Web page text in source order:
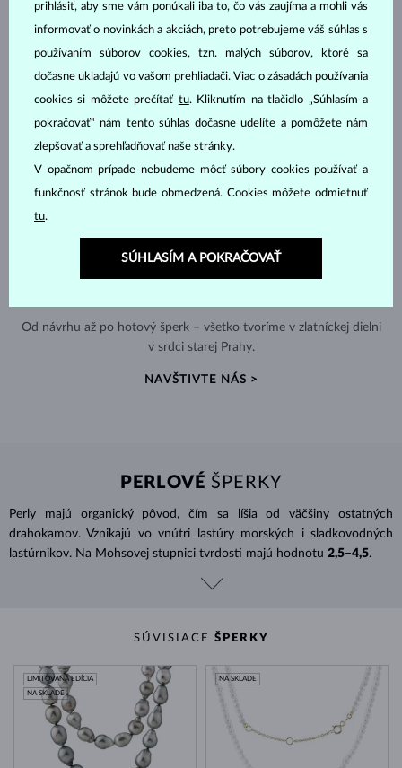
Od návrhu až po hotový šperk – všetko tvoríme v zlatníckej dielni
v srdci starej Prahy.
NAVŠTIVTE NÁS >
PERLOVÉ ŠPERKY
Perly
majú organický pôvod, čím sa líšia od väčšiny ostatných
drahokamov. Vznikajú vo vnútri lastúry morských i sladkovodných
lastúrnikov. Na Mohsovej stupnici tvrdosti majú hodnotu 2,5–4,5.
SÚVISIACE ŠPERKY
LIMITOVANÁ EDÍCIA
NA SKLADE
NA SKLADE
prihlásiť, aby sme vám ponúkali iba to, čo vás zaujíma a mohli vás
informovať o novinkách a akciách, preto potrebujeme váš súhlas s
používaním súborov cookies, tzn. malých súborov, ktoré sa
dočasne ukladajú vo vašom prehliadači. Viac o zásadách používania
cookies si môžete prečítať tu. Kliknutím na tlačidlo „Súhlasím a
pokračovať“ nám tento súhlas dočasne udelíte a pomôžete nám
zlepšovať a sprehľadňovať naše stránky.
V opačnom prípade nebudeme môcť súbory cookies používať a
funkčnosť stránok bude obmedzená. Cookies môžete odmietnuť
tu.
SÚHLASÍM A POKRAČOVAŤ